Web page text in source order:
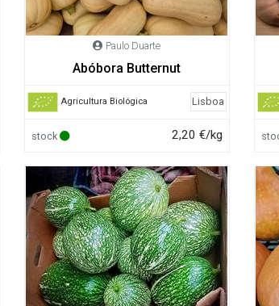
Paulo Duarte
Abóbora Butternut
Agricultura Biológica Lisboa
stock 2,20 €/kg